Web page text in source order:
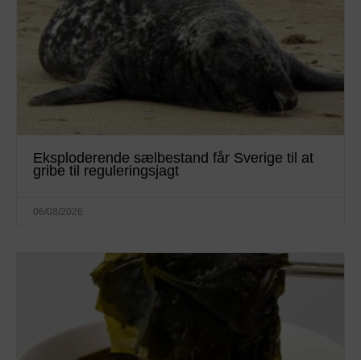
Eksploderende sælbestand får Sverige til at
gribe til reguleringsjagt
06/08/2026